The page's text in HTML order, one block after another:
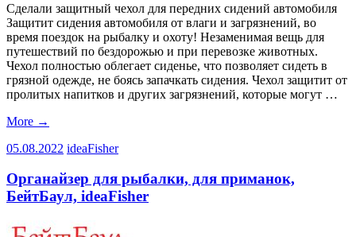
Сделали защитный чехол для передних сидений автомобиля
Защитит сидения автомобиля от влаги и загрязнений, во
время поездок на рыбалку и охоту! Незаменимая вещь для
путешествий по бездорожью и при перевозке животных.
Чехол полностью облегает сиденье, что позволяет сидеть в
грязной одежде, не боясь запачкать сидения. Чехол защитит от
пролитых напитков и других загрязнений, которые могут …
More →
05.08.2022 ideaFisher
Органайзер для рыбалки, для приманок,
БейтБаул, ideaFisher